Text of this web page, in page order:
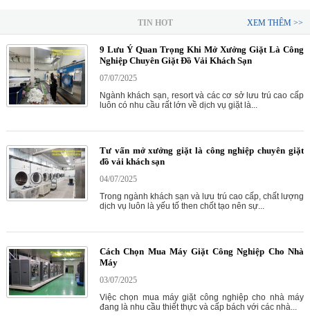
TIN HOT XEM THÊM >>
9 Lưu Ý Quan Trọng Khi Mở Xưởng Giặt Là Công
Nghiệp Chuyên Giặt Đồ Vải Khách Sạn
07/07/2025
Ngành khách sạn, resort và các cơ sở lưu trú cao cấp
luôn có nhu cầu rất lớn về dịch vụ giặt là...
Tư vấn mở xưởng giặt là công nghiệp chuyên giặt
đồ vải khách sạn
04/07/2025
Trong ngành khách sạn và lưu trú cao cấp, chất lượng
dịch vụ luôn là yếu tố then chốt tạo nên sự...
Cách Chọn Mua Máy Giặt Công Nghiệp Cho Nhà
Máy
03/07/2025
Việc chọn mua máy giặt công nghiệp cho nhà máy
đang là nhu cầu thiết thực và cấp bách với các nhà...